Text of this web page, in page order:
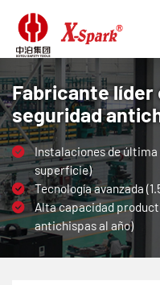
Fabricante líder
seguridad
Instalaciones de última
superficie)
Tecnología avanzada
Alta capacidad
antichispas al año)